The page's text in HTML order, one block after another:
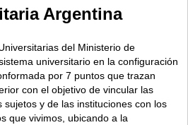
Argentina
del Ministerio de
universitario en la configuración
por 7 puntos que trazan
con el objetivo de vincular las
y de las instituciones con los
que vivimos, ubicando a la